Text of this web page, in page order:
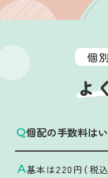
個
よ
Q個配の手数料は
A基本は220円（税
今すぐ利用！